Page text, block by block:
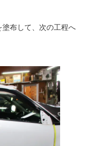
塗布して、次の工程へ